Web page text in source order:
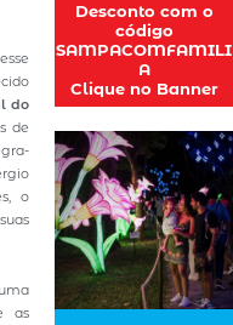
do
de
o
as
Desconto com o
código
SAMPACOMFAMILI
A
Clique no Banner